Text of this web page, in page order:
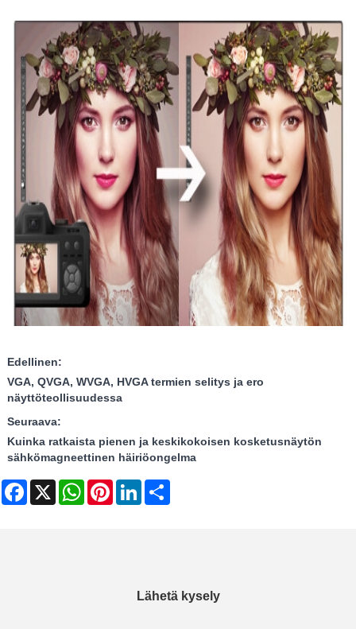
Edellinen:
VGA, QVGA, WVGA, HVGA termien selitys ja ero
näyttöteollisuudessa
Seuraava:
Kuinka ratkaista pienen ja keskikokoisen kosketusnäytön
sähkömagneettinen häiriöongelma
Facebook
X WhatsAppPinterestLinkedIn
Lähetä kysely